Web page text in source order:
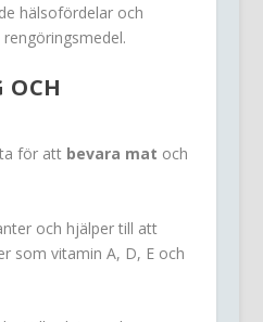
hälsofördelar och
OCH
för att bevara mat och
och hjälper till att
som vitamin A, D, E och